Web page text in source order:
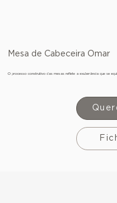
Mesa de Cabeceira Omar
O processo construtivo das mesas reflete a exuberância que se